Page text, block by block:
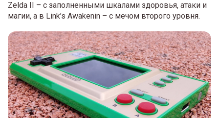
Zelda II – с заполненными шкалами здоровья, атаки и
магии, а в Link’s Awakenin – с мечом второго уровня.